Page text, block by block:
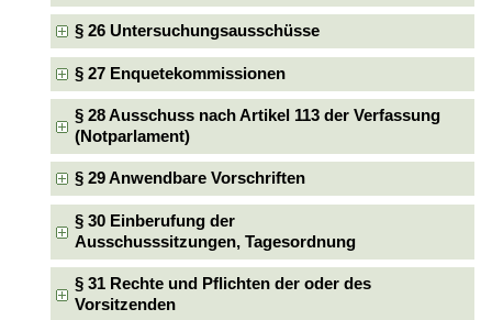
§ 26 Untersuchungsausschüsse
§ 27 Enquetekommissionen
§ 28 Ausschuss nach Artikel 113 der Verfassung
(Notparlament)
§ 29 Anwendbare Vorschriften
§ 30 Einberufung der
Ausschusssitzungen, Tagesordnung
§ 31 Rechte und Pflichten der oder des
Vorsitzenden